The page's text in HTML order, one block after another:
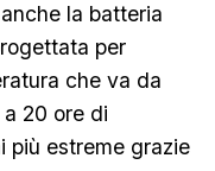
la batteria
per
che va da
20 ore di
più estreme grazie